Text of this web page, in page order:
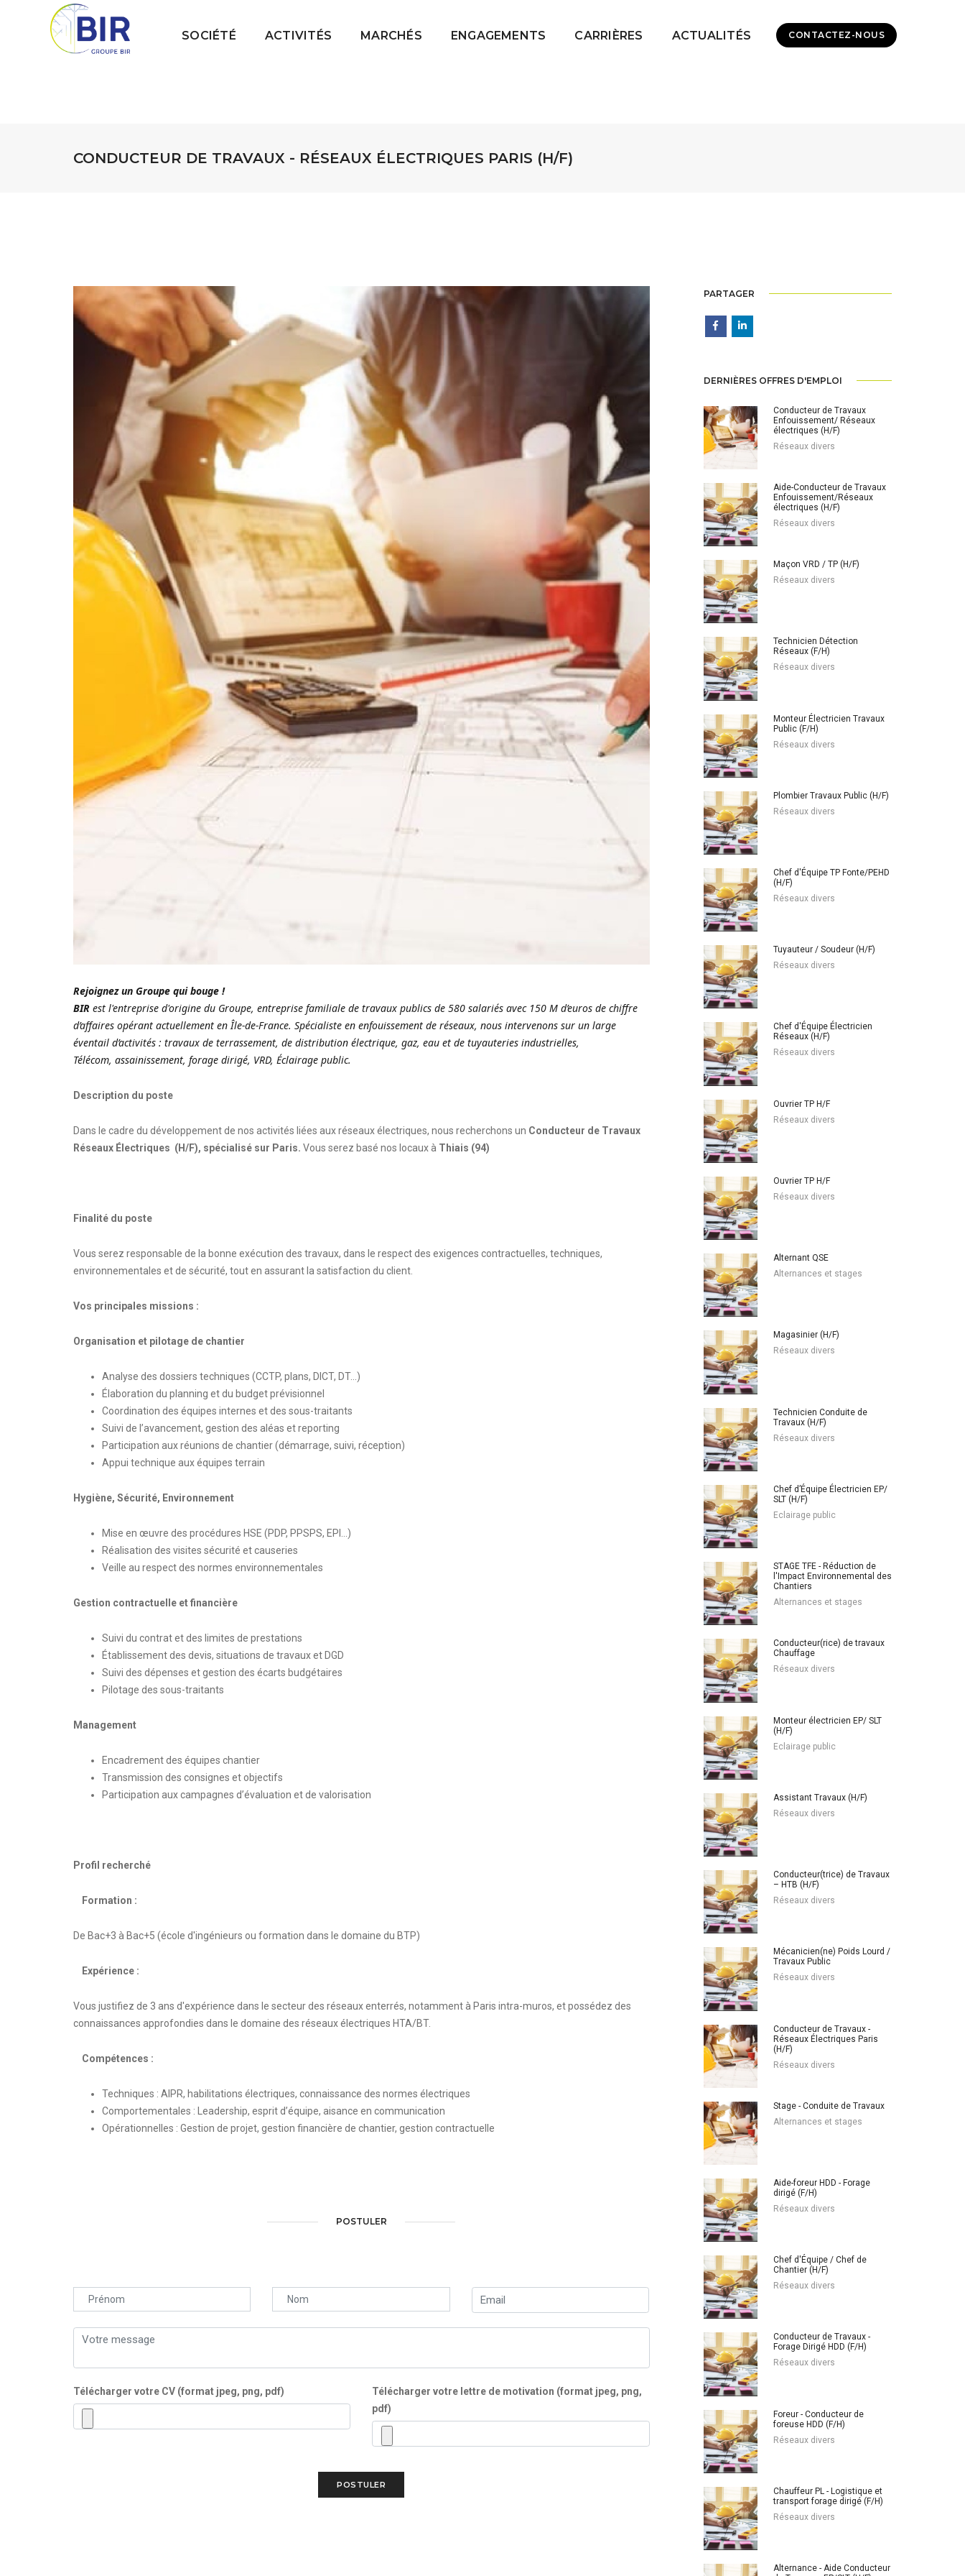
SOCIÉTÉ ACTIVITÉS MARCHÉS ENGAGEMENTS CARRIÈRES ACTUALITÉS CONTACTEZ-NOUS
CONDUCTEUR DE TRAVAUX - RÉSEAUX ÉLECTRIQUES PARIS (H/F)
Rejoignez un Groupe qui bouge !
BIR est l'entreprise d'origine du Groupe, entreprise familiale de travaux publics de 580 salariés avec 150 M d’euros de chiffre
d’affaires opérant actuellement en Île-de-France. Spécialiste en enfouissement de réseaux, nous intervenons sur un large
éventail d’activités : travaux de terrassement, de distribution électrique, gaz, eau et de tuyauteries industrielles,
Télécom, assainissement, forage dirigé, VRD, Éclairage public.
Description du poste
Dans le cadre du développement de nos activités liées aux réseaux électriques, nous recherchons un Conducteur de Travaux
Réseaux Électriques (H/F), spécialisé sur Paris. Vous serez basé nos locaux à Thiais (94)
Finalité du poste
Vous serez responsable de la bonne exécution des travaux, dans le respect des exigences contractuelles, techniques,
environnementales et de sécurité, tout en assurant la satisfaction du client.
Vos principales missions :
Organisation et pilotage de chantier
Analyse des dossiers techniques (CCTP, plans, DICT, DT…)
Élaboration du planning et du budget prévisionnel
Coordination des équipes internes et des sous-traitants
Suivi de l’avancement, gestion des aléas et reporting
Participation aux réunions de chantier (démarrage, suivi, réception)
Appui technique aux équipes terrain
Hygiène, Sécurité, Environnement
Mise en œuvre des procédures HSE (PDP, PPSPS, EPI…)
Réalisation des visites sécurité et causeries
Veille au respect des normes environnementales
Gestion contractuelle et financière
Suivi du contrat et des limites de prestations
Établissement des devis, situations de travaux et DGD
Suivi des dépenses et gestion des écarts budgétaires
Pilotage des sous-traitants
Management
Encadrement des équipes chantier
Transmission des consignes et objectifs
Participation aux campagnes d’évaluation et de valorisation
Profil recherché
Formation :
De Bac+3 à Bac+5 (école d'ingénieurs ou formation dans le domaine du BTP)
Expérience :
Vous justifiez de 3 ans d'expérience dans le secteur des réseaux enterrés, notamment à Paris intra-muros, et possédez des
connaissances approfondies dans le domaine des réseaux électriques HTA/BT.
Compétences :
Techniques : AIPR, habilitations électriques, connaissance des normes électriques
Comportementales : Leadership, esprit d’équipe, aisance en communication
Opérationnelles : Gestion de projet, gestion financière de chantier, gestion contractuelle
POSTULER
Télécharger votre CV (format jpeg, png, pdf)
Télécharger votre lettre de motivation (format jpeg, png,
pdf)
PARTAGER
DERNIÈRES OFFRES D'EMPLOI
Conducteur de Travaux
Enfouissement/ Réseaux
électriques (H/F)
Réseaux divers
Aide-Conducteur de Travaux
Enfouissement/Réseaux
électriques (H/F)
Réseaux divers
Maçon VRD / TP (H/F)
Réseaux divers
Technicien Détection
Réseaux (F/H)
Réseaux divers
Monteur Électricien Travaux
Public (F/H)
Réseaux divers
Plombier Travaux Public (H/F)
Réseaux divers
Chef d'Équipe TP Fonte/PEHD
(H/F)
Réseaux divers
Tuyauteur / Soudeur (H/F)
Réseaux divers
Chef d'Équipe Électricien
Réseaux (H/F)
Réseaux divers
Ouvrier TP H/F
Réseaux divers
Ouvrier TP H/F
Réseaux divers
Alternant QSE
Alternances et stages
Magasinier (H/F)
Réseaux divers
Technicien Conduite de
Travaux (H/F)
Réseaux divers
Chef d’Équipe Électricien EP/
SLT (H/F)
Eclairage public
STAGE TFE - Réduction de
l'Impact Environnemental des
Chantiers
Alternances et stages
Conducteur(rice) de travaux
Chauffage
Réseaux divers
Monteur électricien EP/ SLT
(H/F)
Eclairage public
Assistant Travaux (H/F)
Réseaux divers
Conducteur(trice) de Travaux
– HTB (H/F)
Réseaux divers
Mécanicien(ne) Poids Lourd /
Travaux Public
Réseaux divers
Conducteur de Travaux -
Réseaux Électriques Paris
(H/F)
Réseaux divers
Stage - Conduite de Travaux
Alternances et stages
Aide-foreur HDD - Forage
dirigé (F/H)
Réseaux divers
Chef d'Équipe / Chef de
Chantier (H/F)
Réseaux divers
Conducteur de Travaux -
Forage Dirigé HDD (F/H)
Réseaux divers
Foreur - Conducteur de
foreuse HDD (F/H)
Réseaux divers
Chauffeur PL - Logistique et
transport forage dirigé (F/H)
Réseaux divers
Alternance - Aide Conducteur